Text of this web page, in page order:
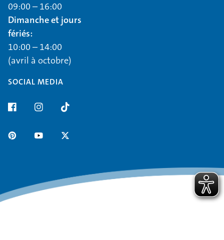
09:00 – 16:00
Dimanche et jours
fériés:
10:00 – 14:00
(avril à octobre)
SOCIAL MEDIA